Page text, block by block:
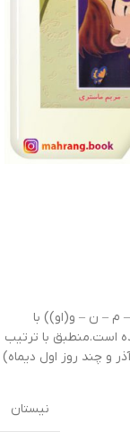
م – ن – و(او)) با
است.منطبق با ترتیب
و چند روز اول دیماه)
نیستان